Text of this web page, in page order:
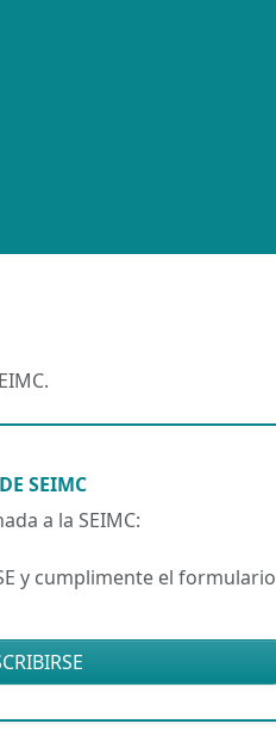
SEIMC
a la SEIMC:
y cumplimente el formulario